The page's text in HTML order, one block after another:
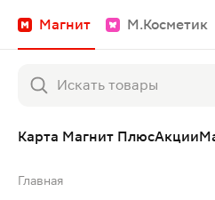
Магнит М.Косметик
Карта Магнит ПлюсАкции
Главная